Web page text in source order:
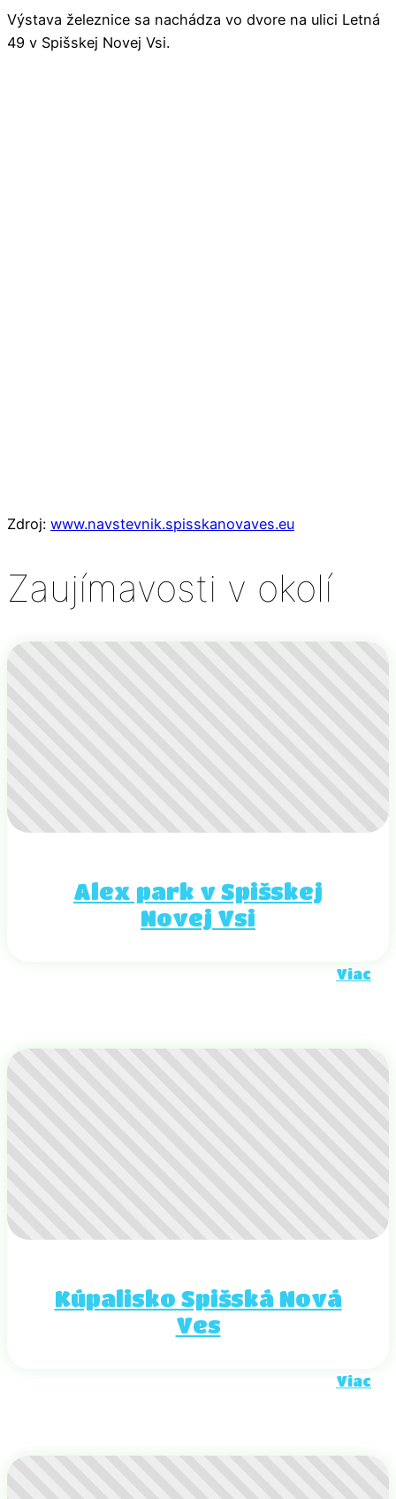
Výstava železnice sa nachádza vo dvore na ulici Letná
49 v Spišskej Novej Vsi.
Zdroj: www.navstevnik.spisskanovaves.eu
Zaujímavosti v okolí
Alex park v Spišskej
Novej Vsi
Viac
Kúpalisko Spišská Nová
Ves
Viac